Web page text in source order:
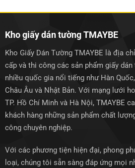
Kho giấy dán tường TMAYBE
Kho Giấy Dán Tường TMAYBE là địa
cấp và thi công các sản phẩm giấy
nhiều quốc gia nổi tiếng như Hàn
Châu Âu và Nhật Bản. Với mạng lưới
TP. Hồ Chí Minh và Hà Nội, TMAYBE
khách hàng những sản phẩm chất
công chuyên nghiệp.
Với các phương tiện hiện đại, phong
loại, chúng tôi sẵn sàng đáp ứng mọi